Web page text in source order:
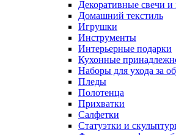
Декоративные свечи и
Домашний текстиль
Игрушки
Инструменты
Интерьерные подарки
Кухонные
Наборы для ухода за
Пледы
Полотенца
Прихватки
Салфетки
Статуэтки и